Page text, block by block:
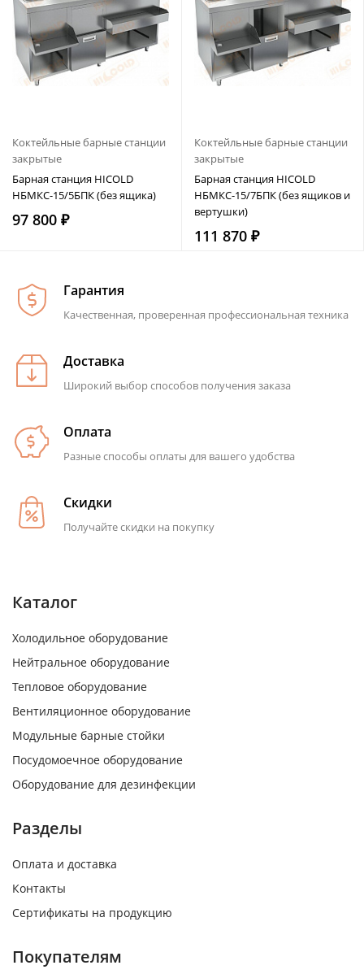
Коктейльные барные станции
закрытые
Барная станция HICOLD
НБМКС-15/5БПК (без ящика)
97 800 ₽
Коктейльные барные станции
закрытые
Барная станция HICOLD
НБМКС-15/7БПК (без ящиков и
вертушки)
111 870 ₽
Гарантия
Качественная, проверенная профессиональная техника
Доставка
Широкий выбор способов получения заказа
Оплата
Разные способы оплаты для вашего удобства
Скидки
Получайте скидки на покупку
Каталог
Холодильное оборудование
Нейтральное оборудование
Тепловое оборудование
Вентиляционное оборудование
Модульные барные стойки
Посудомоечное оборудование
Оборудование для дезинфекции
Разделы
Оплата и доставка
Контакты
Сертификаты на продукцию
Покупателям